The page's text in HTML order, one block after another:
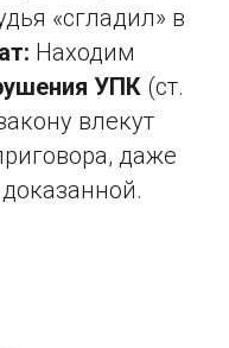
«сгладил» в
Находим
УПК(ст.
влекут
даже